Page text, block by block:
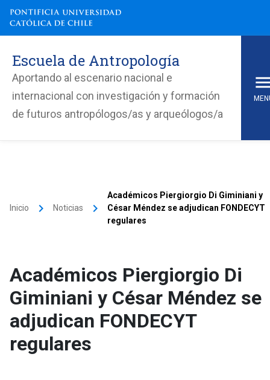
Escuela de Antropología
Aportando al escenario nacional e
internacional con investigación y formación
de futuros antropólogos/as y arqueólogos/a
Inicio keyboard_arrow_right Noticias keyboard_arrow_right
Académicos Piergiorgio Di Giminiani y
César Méndez se adjudican FONDECYT
regulares
Académicos Piergiorgio Di
Giminiani y César Méndez se
adjudican FONDECYT
regulares